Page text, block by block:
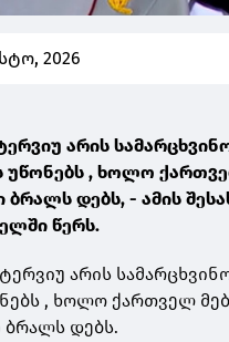
2026
არის
უწონებს , ხოლო
დებს, - ამის
წერს.
არის
, ხოლო ქართველ
დებს.